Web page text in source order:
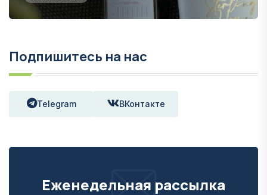
Подпишитесь на нас
Telegram ВКонтакте
Еженедельная рассылка